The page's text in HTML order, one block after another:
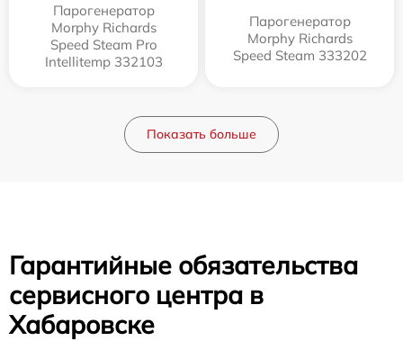
Парогенератор
Morphy Richards
Speed Steam Pro
Intellitemp 332103
Парогенератор
Morphy Richards
Speed Steam 333202
Показать больше
Гарантийные обязательства
сервисного центра в
Хабаровске